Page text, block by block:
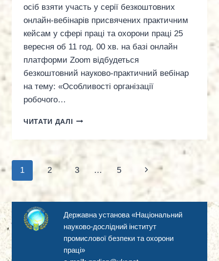
осіб взяти участь у серії безкоштовних
онлайн-вебінарів присвячених практичним
кейсам у сфері праці та охорони праці 25
вересня об 11 год. 00 хв. на базі онлайн
платформи Zoom відбудеться
безкоштовний науково-практичний вебінар
на тему: «Особливості організації
робочого…
ЧИТАТИ ДАЛІ
ВЕБІНАР:
ОРГАНІЗАЦІЇ
ПРАЦІВНИКА
Навігація
сторінками
1 2 3 … 5
Наступна
сторінка
Державна установа «Національний
науково-дослідний інститут
промислової безпеки та охорони
праці»